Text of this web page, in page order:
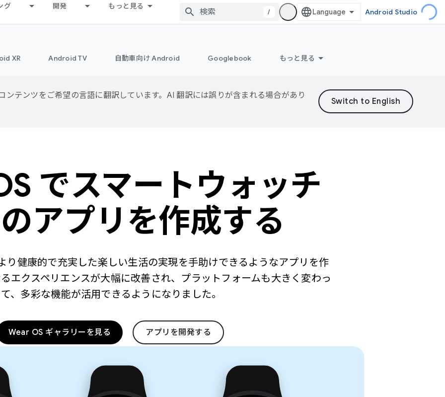
グ 開発 もっと見る
/ Android Studio
XR Android TV 自動車向け Android Googlebook もっと見る
ンテンツをご希望の言語に翻訳しています。AI 翻訳には誤りが含まれる場合があり
でスマートウォッチ
アプリを作成する
り健康的で充実した楽しい生活の実現を手助けできるようなアプリを作
エクスペリエンスが大幅に改善され、プラットフォームも大きく変わっ
て、多彩な機能が活用できるようになりました。
Wear OS ギャラリーを見る アプリを開発する